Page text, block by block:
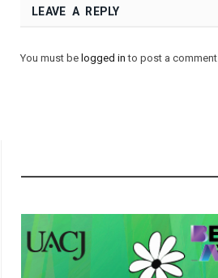
LEAVE A REPLY
You must be logged in to post a comment.